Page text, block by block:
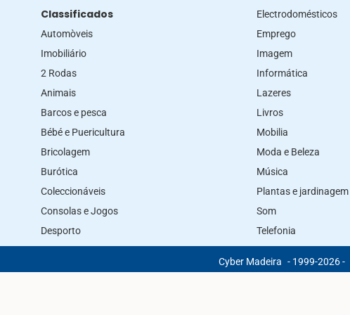
Classificados
Automòveis
Imobiliário
2 Rodas
Animais
Barcos e pesca
Bébé e Puericultura
Bricolagem
Burótica
Coleccionáveis
Consolas e Jogos
Desporto
Electrodomésticos
Emprego
Imagem
Informática
Lazeres
Livros
Mobilia
Moda e Beleza
Música
Plantas e jardinagem
Som
Telefonia
Cyber Madeira - 1999-2026 -